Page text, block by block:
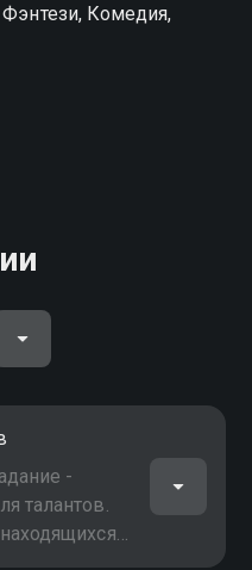
Комедия,
-
талантов.